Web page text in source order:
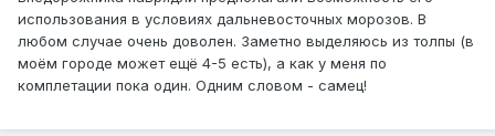
использования в условиях дальневосточных морозов. В
любом случае очень доволен. Заметно выделяюсь из толпы (в
моём городе может ещё 4-5 есть), а как у меня по
комплетации пока один. Одним словом - самец!